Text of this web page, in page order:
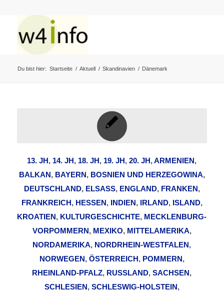
Du bist hier: Startseite / Aktuell / Skandinavien / Dänemark
13. JH, 14. JH, 18. JH, 19. JH,20. JH,ARMENIEN,
BALKAN, BAYERN, BOSNIEN UND HERZEGOWINA,
DEUTSCHLAND, ELSASS, ENGLAND, FRANKEN,
FRANKREICH, HESSEN, INDIEN, IRLAND, ISLAND,
KROATIEN, KULTURGESCHICHTE, MECKLENBURG-
VORPOMMERN, MEXIKO, MITTELAMERIKA,
NORDAMERIKA, NORDRHEIN-WESTFALEN,
NORWEGEN, ÖSTERREICH, POMMERN,
RHEINLAND-PFALZ, RUSSLAND,SACHSEN,
SCHLESIEN, SCHLESWIG-HOLSTEIN,